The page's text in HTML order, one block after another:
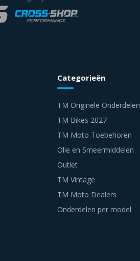
Categorieën
TM Originele Onderdelen
TM Bikes 2027
TM Moto Toebehoren
Olie en Smeermiddelen
Outlet
TM Vintage
TM Moto Dealers
Onderdelen per model